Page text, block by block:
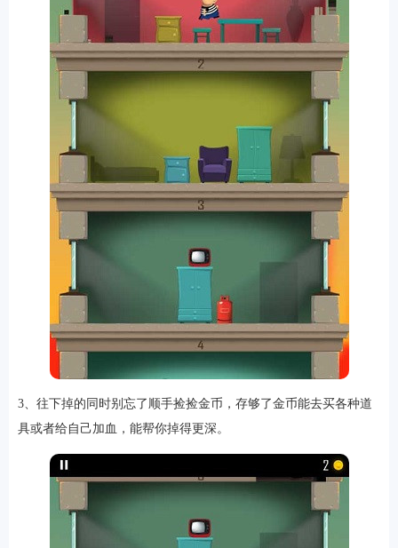
3、往下掉的同时别忘了顺手捡捡金币，存够了金币能去买各种道
具或者给自己加血，能帮你掉得更深。